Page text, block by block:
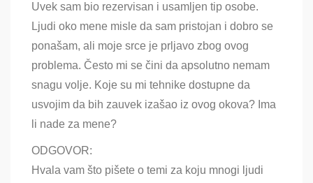
Uvek sam bio rezervisan i usamljen tip osobe.
Ljudi oko mene misle da sam pristojan i dobro se
ponašam, ali moje srce je prljavo zbog ovog
problema. Često mi se čini da apsolutno nemam
snagu volje. Koje su mi tehnike dostupne da
usvojim da bih zauvek izašao iz ovog okova? Ima
li nade za mene?
ODGOVOR:
Hvala vam što pišete o temi za koju mnogi ljudi